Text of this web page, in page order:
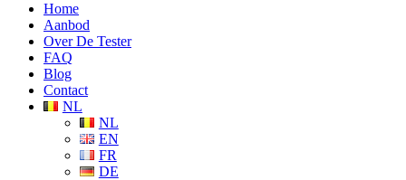
Home
Aanbod
Over De Tester
FAQ
Blog
Contact
NL
NL
EN
FR
DE